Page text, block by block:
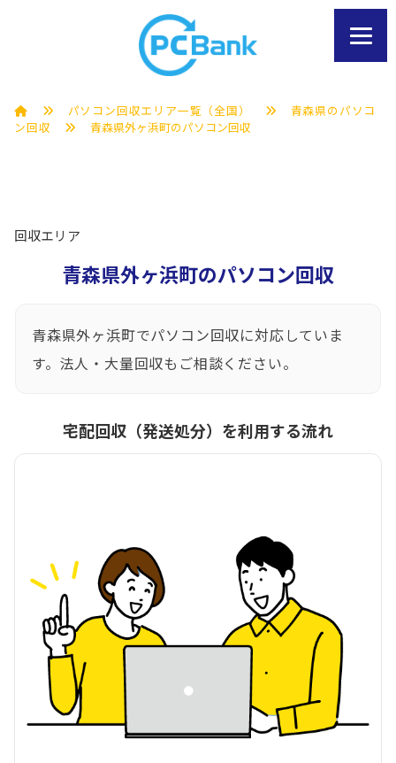
パソコン回収エリア一覧（全国）
青森県のパソコ
ン回収
青森県外ヶ浜町のパソコン回収
回収エリア
青森県外ヶ浜町のパソコン回収
青森県外ヶ浜町でパソコン回収に対応していま
す。法人・大量回収もご相談ください。
宅配回収（発送処分）を利用する流れ